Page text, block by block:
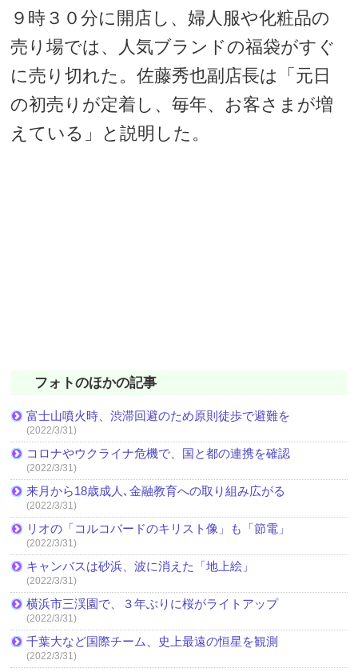
９時３０分に開店し、婦人服や化粧品の
売り場では、人気ブランドの福袋がすぐ
に売り切れた。佐藤秀也副店長は「元日
の初売りが定着し、毎年、お客さまが増
えている」と説明した。
フォトのほかの記事
富士山噴火時、渋滞回避のため原則徒歩で避難を
(2022/3/31)
コロナやウクライナ危機で、国と都の連携を確認
(2022/3/31)
来月から18歳成人､金融教育への取り組み広がる
(2022/3/31)
リオの「コルコバードのキリスト像」も「節電」
(2022/3/31)
キャンバスは砂浜、波に消えた「地上絵」
(2022/3/31)
横浜市三渓園で、３年ぶりに桜がライトアップ
(2022/3/31)
千葉大など国際チーム、史上最遠の恒星を観測
(2022/3/31)